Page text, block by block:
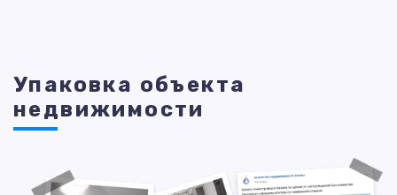
Упаковка объекта
недвижимости